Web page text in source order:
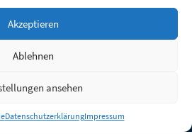
Akzeptieren
Ablehnen
ansehen
DatenschutzerklärungImpressum